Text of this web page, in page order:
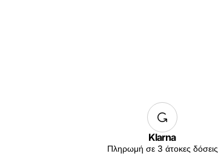
Klarna
Πληρωμή σε 3 άτοκες δόσεις